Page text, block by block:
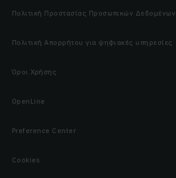
Πολιτική Προστασίας Προσωπικών Δεδομένων
Πολιτική Απορρήτου για ψηφιακές υπηρεσίες
Όροι Χρήσης
OpenLine
Preference Center
Cookies